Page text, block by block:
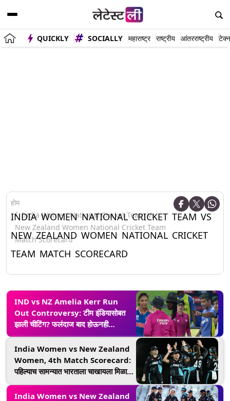
QUICKLY SOCIALLY महाराष्ट्र राष्ट्रीय आंतरराष्ट्रीय
होम
India Women National Cricket Team Vs
New Zealand Women National Cricket Team
Match Scorecard
INDIA WOMEN NATIONAL CRICKET TEAM VS
NEW ZEALAND WOMEN NATIONAL CRICKET
TEAM MATCH SCORECARD
IND vs NZ Amelia Kerr Run
Out Controversy: टीम इंडियासोबत
झाली चीटिंग? फलंदाज बाद होऊनही
पॅव्हेलियनमध्ये गेला नाही; वाचा नेमक काय
घडल
India Women vs New Zealand
Women, 4th Match Scorecard:
पहिल्याच सामन्यात भारताला चाखायला मिळाली
पराभवाची चव, न्यूझीलंडने 58 धावांनी जिंकला
सामना; फलंदाज ठरले स्पशेल अपयशी
India Women vs New Zealand